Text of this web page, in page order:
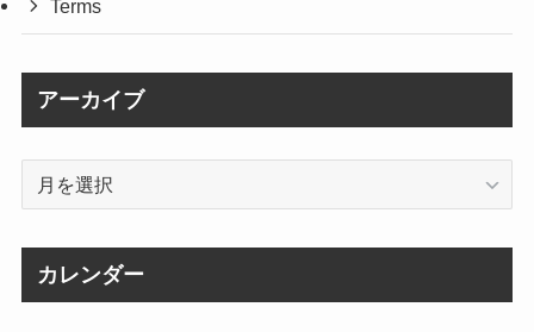
Terms
アーカイブ
カレンダー